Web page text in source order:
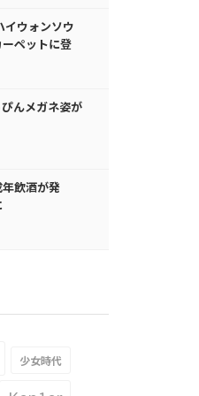
イウォンソウ
ペットに登
んメガネ姿が
飲酒が発
少女時代